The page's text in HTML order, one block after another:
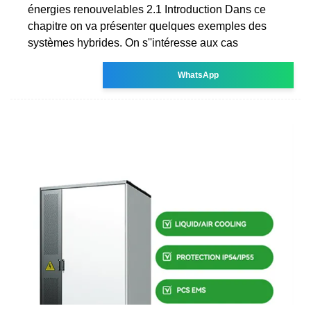
énergies renouvelables 2.1 Introduction Dans ce
chapitre on va présenter quelques exemples des
systèmes hybrides. On s''intéresse aux cas
WhatsApp